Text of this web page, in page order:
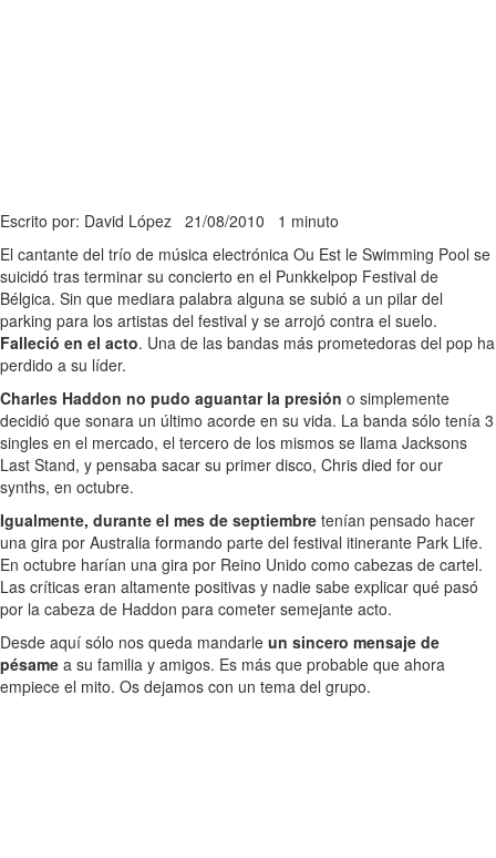
Escrito por: David López 21/08/2010 1 minuto
El cantante del trío de música electrónica Ou Est le Swimming Pool se
suicidó tras terminar su concierto en el Punkkelpop Festival de
Bélgica. Sin que mediara palabra alguna se subió a un pilar del
parking para los artistas del festival y se arrojó contra el suelo.
Falleció en el acto. Una de las bandas más prometedoras del pop ha
perdido a su líder.
Charles Haddon no pudo aguantar la presión o simplemente
decidió que sonara un último acorde en su vida. La banda sólo tenía 3
singles en el mercado, el tercero de los mismos se llama Jacksons
Last Stand, y pensaba sacar su primer disco, Chris died for our
synths, en octubre.
Igualmente, durante el mes de septiembre tenían pensado hacer
una gira por Australia formando parte del festival itinerante Park Life.
En octubre harían una gira por Reino Unido como cabezas de cartel.
Las críticas eran altamente positivas y nadie sabe explicar qué pasó
por la cabeza de Haddon para cometer semejante acto.
Desde aquí sólo nos queda mandarle un sincero mensaje de
pésame a su familia y amigos. Es más que probable que ahora
empiece el mito. Os dejamos con un tema del grupo.